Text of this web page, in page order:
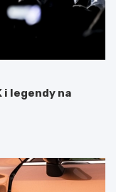
i legendy na